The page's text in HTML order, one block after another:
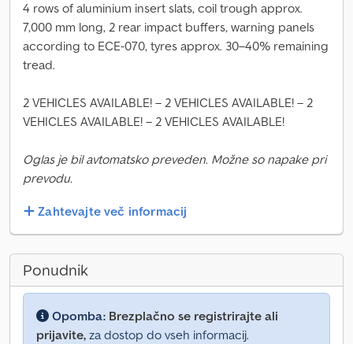
4 rows of aluminium insert slats, coil trough approx.
7,000 mm long, 2 rear impact buffers, warning panels
according to ECE-070, tyres approx. 30–40% remaining
tread.
2 VEHICLES AVAILABLE! – 2 VEHICLES AVAILABLE! – 2
VEHICLES AVAILABLE! – 2 VEHICLES AVAILABLE!
Oglas je bil avtomatsko preveden. Možne so napake pri
prevodu.
Zahtevajte več informacij
Ponudnik
Opomba: Brezplačno se registrirajte ali
prijavite, za dostop do vseh informacij.